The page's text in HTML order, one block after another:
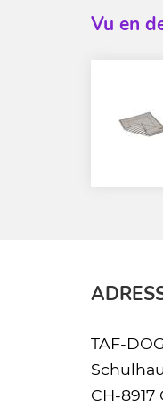
Vu en
TAF-DOG
CH-